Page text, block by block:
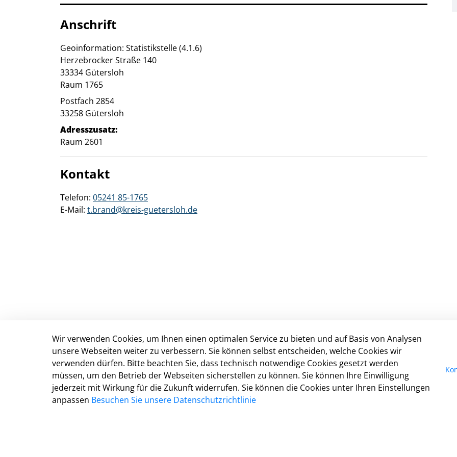
Anschrift
Geoinformation: Statistikstelle (4.1.6)
Herzebrocker Straße 140
33334 Gütersloh
Raum 1765
Postfach 2854
33258 Gütersloh
Adresszusatz:
Raum 2601
Kontakt
Telefon: 05241 85-1765
E-Mail: t.brand@kreis-guetersloh.de
Anschrift & Kontakt
Kreisverwaltung Gütersloh
Herzebrocker Str. 140
33334 Gütersloh
Tel.: 05241 85-0
Wir verwenden Cookies, um Ihnen einen optimalen Service zu bieten und auf Basis von Analysen
unsere Webseiten weiter zu verbessern. Sie können selbst entscheiden, welche Cookies wir
verwenden dürfen. Bitte beachten Sie, dass technisch notwendige Cookies gesetzt werden
müssen, um den Betrieb der Webseiten sicherstellen zu können. Sie können Ihre Einwilligung
jederzeit mit Wirkung für die Zukunft widerrufen. Sie können die Cookies unter Ihren Einstellungen
anpassen Besuchen Sie unsere Datenschutzrichtlinie